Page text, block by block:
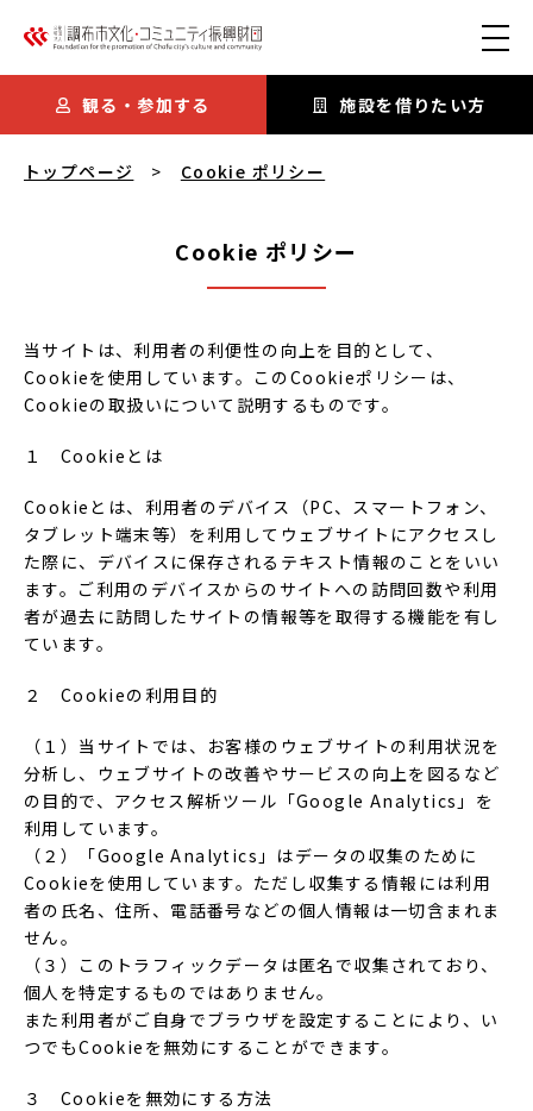
観る・参加する 施設を借りたい方
トップページ Cookie ポリシー
Cookie ポリシー
当サイトは、利用者の利便性の向上を目的として、
Cookieを使用しています。このCookieポリシーは、
Cookieの取扱いについて説明するものです。
１ Cookieとは
Cookieとは、利用者のデバイス（PC、スマートフォン、
タブレット端末等）を利用してウェブサイトにアクセスし
た際に、デバイスに保存されるテキスト情報のことをいい
ます。ご利用のデバイスからのサイトへの訪問回数や利用
者が過去に訪問したサイトの情報等を取得する機能を有し
ています。
２ Cookieの利用目的
（１）当サイトでは、お客様のウェブサイトの利用状況を
分析し、ウェブサイトの改善やサービスの向上を図るなど
の目的で、アクセス解析ツール「Google Analytics」を
利用しています。
（２）「Google Analytics」はデータの収集のために
Cookieを使用しています。ただし収集する情報には利用
者の氏名、住所、電話番号などの個人情報は一切含まれま
せん。
（３）このトラフィックデータは匿名で収集されており、
個人を特定するものではありません。
また利用者がご自身でブラウザを設定することにより、い
つでもCookieを無効にすることができます。
３ Cookieを無効にする方法
Cookie ポリシー を閲覧中